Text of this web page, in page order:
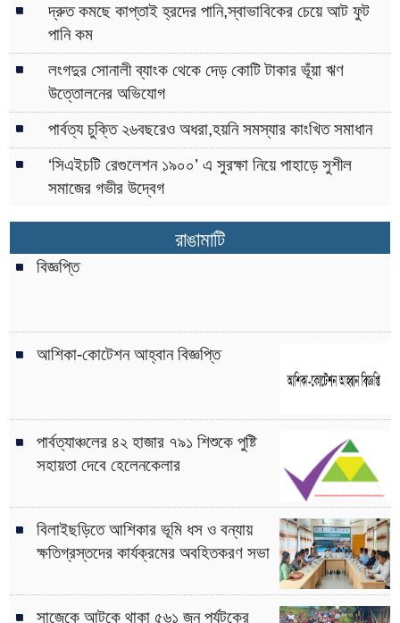
দ্রুত কমছে কাপ্তাই হ্রদের পানি,স্বাভাবিকের চেয়ে আট ফুট
পানি কম
লংগদুর সোনালী ব্যাংক থেকে দেড় কোটি টাকার ভূঁয়া ঋণ
উত্তোলনের অভিযোগ
পার্বত্য চুক্তি ২৬বছরেও অধরা,হয়নি সমস্যার কাংখিত সমাধান
‘সিএইচটি রেগুলেশন ১৯০০’ এ সুরক্ষা নিয়ে পাহাড়ে সুশীল
সমাজের গভীর উদ্বেগ
রাঙামাটি
বিজ্ঞপ্তি
আশিকা-কোটেশন আহ্বান বিজ্ঞপ্তি
পার্বত্যাঞ্চলের ৪২ হাজার ৭৯১ শিশুকে পুষ্টি
সহায়তা দেবে হেলেনকেলার
বিলাইছড়িতে আশিকার ভূমি ধস ও বন্যায়
ক্ষতিগ্রস্তদের কার্যক্রমের অবহিতকরণ সভা
সাজেকে আটকে থাকা ৫৬১ জন পর্যটকের